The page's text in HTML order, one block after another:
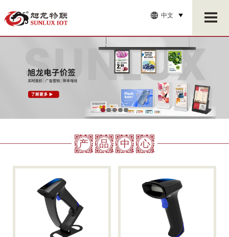
中文
产 品 中 心